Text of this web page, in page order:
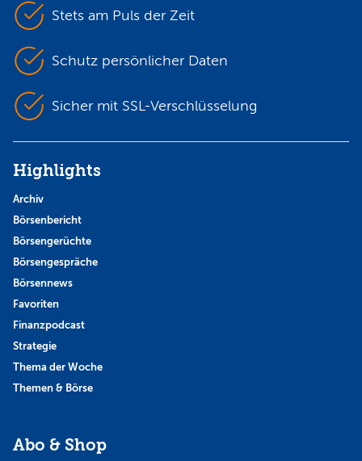
Stets am Puls der Zeit
Schutz persönlicher Daten
Sicher mit SSL-Verschlüsselung
Highlights
Archiv
Börsenbericht
Börsengerüchte
Börsengespräche
Börsennews
Favoriten
Finanzpodcast
Strategie
Thema der Woche
Themen & Börse
Abo & Shop